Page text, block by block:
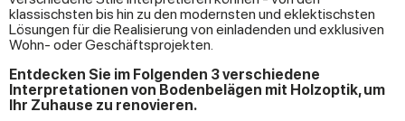
klassischsten bis hin zu den modernsten und eklektischsten
Lösungen für die Realisierung von einladenden und exklusiven
Wohn- oder Geschäftsprojekten.
Entdecken Sie im Folgenden 3 verschiedene
Interpretationen von Bodenbelägen mit Holzoptik, um
Ihr Zuhause zu renovieren.